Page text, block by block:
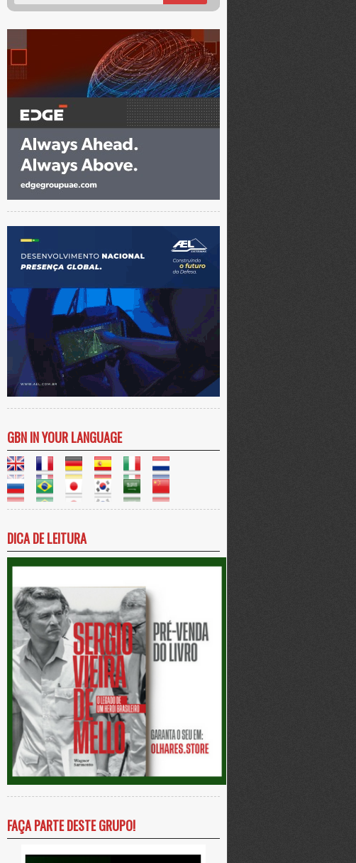
GBN IN YOUR LANGUAGE
DICA DE LEITURA
FAÇA PARTE DESTE GRUPO!